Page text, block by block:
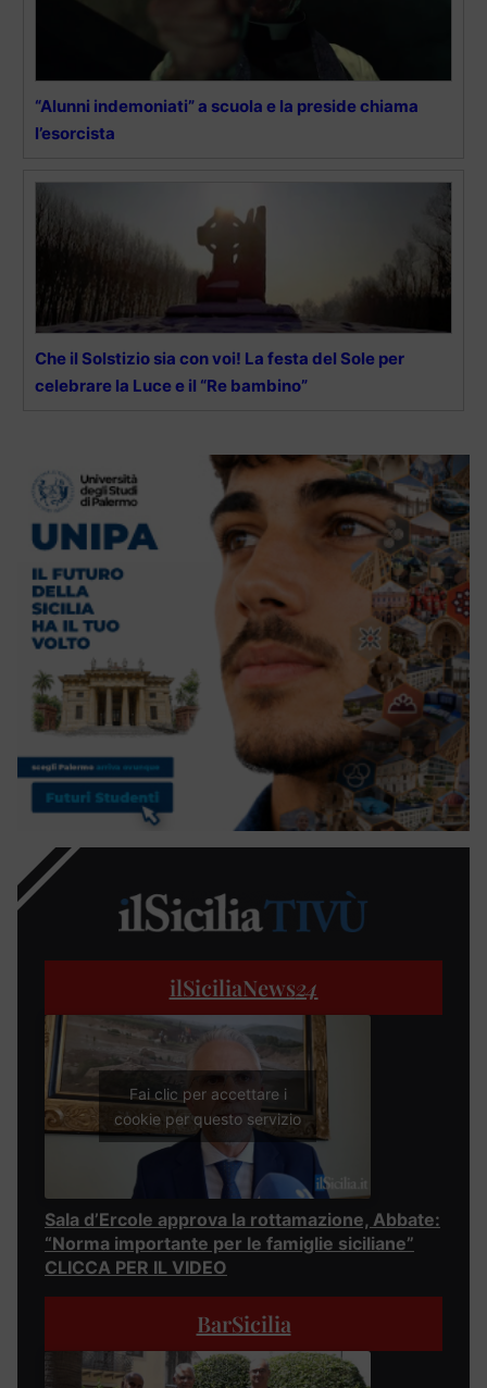
“Alunni indemoniati” a scuola e la preside chiama
l’esorcista
Che il Solstizio sia con voi! La festa del Sole per
celebrare la Luce e il “Re bambino”
ilSiciliaNews24
Fai clic per accettare i
cookie per questo servizio
Sala d’Ercole approva la rottamazione, Abbate:
“Norma importante per le famiglie siciliane”
CLICCA PER IL VIDEO
BarSicilia